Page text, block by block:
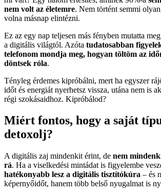
nem volt az életemre. Nem történt semmi
volna másnap elintézni.
Ez az egy nap teljesen más fényben mutatta
a digitális világtól. Azóta tudatosabban
telefonom mondja meg, hogyan töltöm az
döntsek róla.
Tényleg érdemes kipróbálni, mert ha egyszer
időt és energiát nyerhetsz vissza, utána nem is
régi szokásaidhoz. Kipróbálod?
Miért fontos, hogy a saját
detoxolj?
A digitális zaj mindenkit érint, de nem
rá. Ha a viselkedési mintádat is figyelembe
hatékonyabb lesz a digitális tisztítókúra – és
képernyőidőt, hanem több belső nyugalmat is